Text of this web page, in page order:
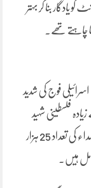
یادگار بنا کر بہتر
چاہتے تھے۔
فوج کی شدید
سے کل سے اب تک 165 سے زیادہ فلسطینی شہید
ہوگئے، 7 اکتوبر کے بعد سے اب تک شہداء کی تعداد 25 ہزار